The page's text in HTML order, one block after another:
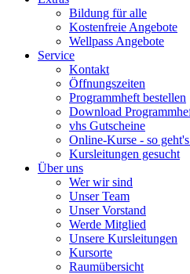
Bildung für alle
Kostenfreie Angebote
Wellpass Angebote
Service
Kontakt
Öffnungszeiten
Programmheft bestellen
Download
vhs Gutscheine
Online-Kurse - so
Kursleitungen gesucht
Über uns
Wer wir sind
Unser Team
Unser Vorstand
Werde Mitglied
Unsere Kursleitungen
Kursorte
Raumübersicht